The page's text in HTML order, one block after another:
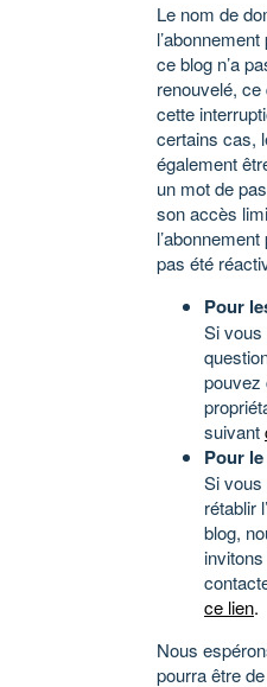
Le nom de
ce blog n’a
renouvelé,
cette
certains cas,
également
un mot de
son accès
pas été
Pour
Si vous
pouvez
suivant
Pour
Si vous
rétablir
blog,
ce lien.
Nous
pourra être